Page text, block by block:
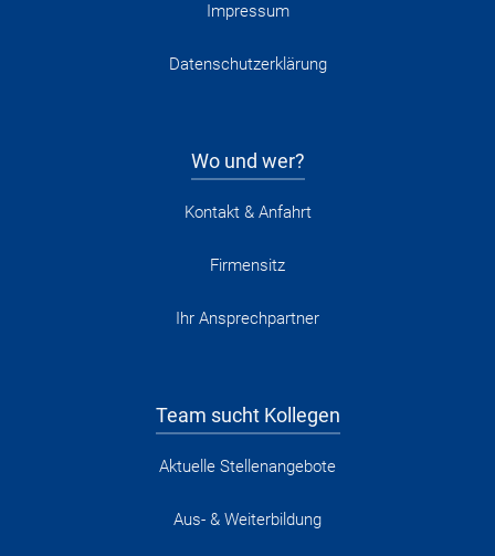
Impressum
Datenschutzerklärung
Wo und wer?
Kontakt & Anfahrt
Firmensitz
Ihr Ansprechpartner
Team sucht Kollegen
Aktuelle Stellenangebote
Aus- & Weiterbildung